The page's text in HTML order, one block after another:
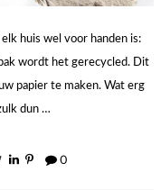
huis wel voor handen is:
wordt het gerecycled. Dit
papier te maken. Wat erg
dun …
0